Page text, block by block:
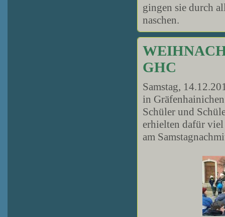
gingen sie durch
naschen.
GHC
Samstag,
in
Schüler und
erhielten dafür
am